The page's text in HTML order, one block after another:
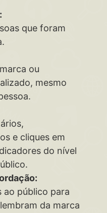
que foram
ou
mesmo
e cliques em
do nível
ao público para
da marca